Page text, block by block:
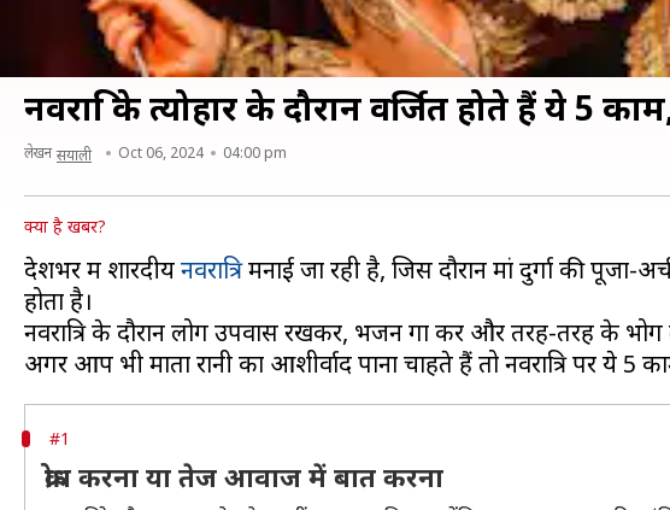
नवरात्रि के त्योहार के दौरान वर्जित होते हैं ये 5
लेखन सयाली Oct 06, 2024 04:00 pm
क्या है खबर?
देशभर में शारदीयनवरात्रिमनाई जा रही है, जिस दौरान मां दुर्गा की पूजा-
होता है।
नवरात्रि के दौरान लोग उपवास रखकर, भजन गा कर और तरह-तरह के भोग
#1
क्रोध करना या तेज आवाज में बात करना